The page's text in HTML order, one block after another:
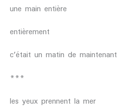
une main entière
entièrement
c’était un matin de maintenant
***
les yeux prennent la mer